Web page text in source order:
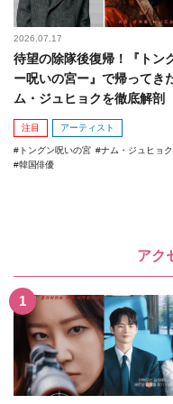
2026.07.17
待望の除隊後復帰！『トン
ー呪いの宮ー』で帰ってき
ム・ジュヒョクを徹底解剖
注目 アーティスト
トングン呪いの宮
ナム・ジュヒョク
韓国俳優
アク